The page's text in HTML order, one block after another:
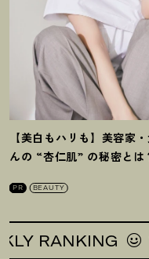
【美白もハリも】美容家
んの “杏仁肌” の秘密とは
PR BEAUTY
RANKING